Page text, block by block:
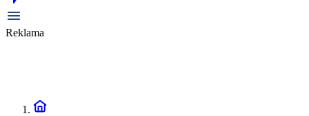
Reklama